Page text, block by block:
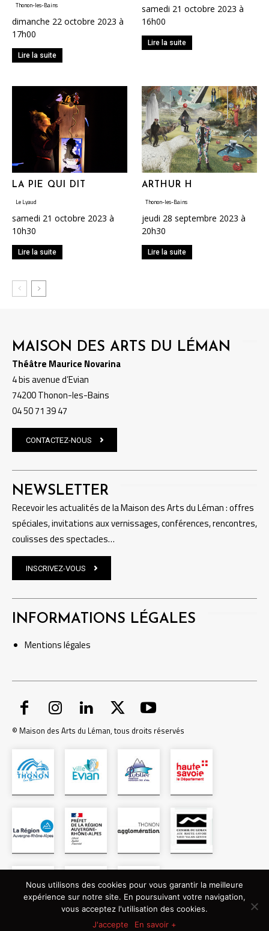
Thonon-les-Bains
dimanche 22 octobre 2023 à
17h00
Lire la suite
samedi 21 octobre 2023 à
16h00
Lire la suite
LA PIE QUI DIT
Le Lyaud
samedi 21 octobre 2023 à
10h30
Lire la suite
ARTHUR H
Thonon-les-Bains
jeudi 28 septembre 2023 à
20h30
Lire la suite
MAISON DES ARTS DU LÉMAN
Théâtre Maurice Novarina
4 bis avenue d’Evian
74200 Thonon-les-Bains
04 50 71 39 47
CONTACTEZ-NOUS
NEWSLETTER
Recevoir les actualités de la Maison des Arts du Léman : offres
spéciales, invitations aux vernissages, conférences, rencontres,
coulisses des spectacles…
INSCRIVEZ-VOUS
INFORMATIONS LÉGALES
Mentionslégales
© Maison des Arts du Léman, tous droits réservés
Nous utilisons des cookies pour vous garantir la meilleure
expérience sur notre site. En poursuivant votre navigation,
vous acceptez l'utilisation des cookies.
J'accepte
En savoir +